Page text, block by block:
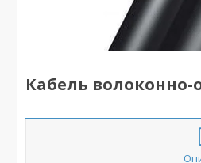
Кабель